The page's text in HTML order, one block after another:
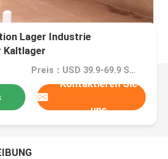
Lager Industrie
Kaltlager
Preis：USD 39.9-69.9 SQM
Kontaktieren Sie
uns